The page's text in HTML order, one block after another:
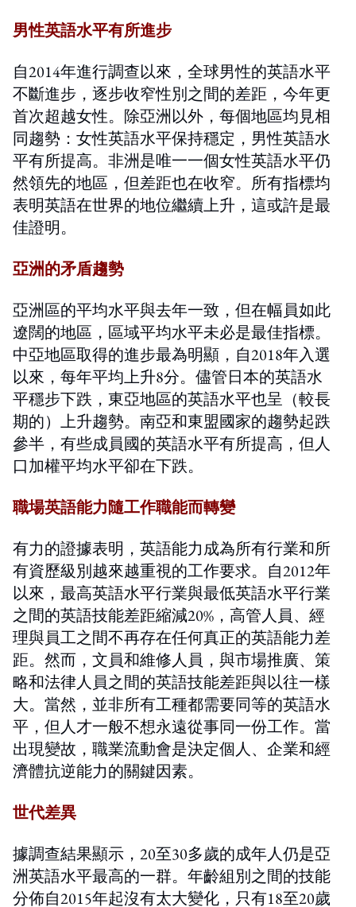
男性英語水平有所進步
自2014年進行調查以來，全球男性的英語水平
不斷進步，逐步收窄性別之間的差距，今年更
首次超越女性。除亞洲以外，每個地區均見相
同趨勢：女性英語水平保持穩定，男性英語水
平有所提高。非洲是唯一一個女性英語水平仍
然領先的地區，但差距也在收窄。所有指標均
表明英語在世界的地位繼續上升，這或許是最
佳證明。
亞洲的矛盾趨勢
亞洲區的平均水平與去年一致，但在幅員如此
遼闊的地區，區域平均水平未必是最佳指標。
中亞地區取得的進步最為明顯，自2018年入選
以來，每年平均上升8分。儘管日本的英語水
平穩步下跌，東亞地區的英語水平也呈（較長
期的）上升趨勢。南亞和東盟國家的趨勢起跌
參半，有些成員國的英語水平有所提高，但人
口加權平均水平卻在下跌。
職場英語能力隨工作職能而轉變
有力的證據表明，英語能力成為所有行業和所
有資歷級別越來越重視的工作要求。自2012年
以來，最高英語水平行業與最低英語水平行業
之間的英語技能差距縮減20%，高管人員、經
理與員工之間不再存在任何真正的英語能力差
距。然而，文員和維修人員，與市場推廣、策
略和法律人員之間的英語技能差距與以往一樣
大。當然，並非所有工種都需要同等的英語水
平，但人才一般不想永遠從事同一份工作。當
出現變故，職業流動會是決定個人、企業和經
濟體抗逆能力的關鍵因素。
世代差異
據調查結果顯示，20至30多歲的成年人仍是亞
洲英語水平最高的一群。年齡組別之間的技能
分佈自2015年起沒有太大變化，只有18至20歲